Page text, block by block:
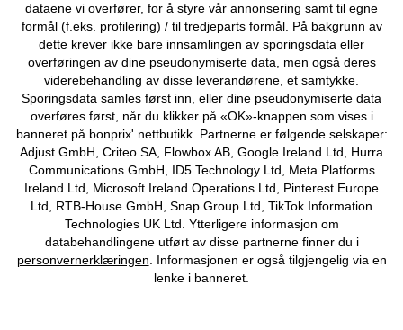
© 2026 bonprix.
dataene vi overfører, for å styre vår annonsering samt til egne
formål (f.eks. profilering) / til tredjeparts formål. På bakgrunn av
dette krever ikke bare innsamlingen av sporingsdata eller
overføringen av dine pseudonymiserte data, men også deres
viderebehandling av disse leverandørene, et samtykke.
Sporingsdata samles først inn, eller dine pseudonymiserte data
overføres først, når du klikker på «OK»-knappen som vises i
banneret på bonprix' nettbutikk. Partnerne er følgende selskaper:
Adjust GmbH, Criteo SA, Flowbox AB, Google Ireland Ltd, Hurra
Communications GmbH, ID5 Technology Ltd, Meta Platforms
Ireland Ltd, Microsoft Ireland Operations Ltd, Pinterest Europe
Ltd, RTB-House GmbH, Snap Group Ltd, TikTok Information
Technologies UK Ltd. Ytterligere informasjon om
databehandlingene utført av disse partnerne finner du i
personvernerklæringen . Informasjonen er også tilgjengelig via en
lenke i banneret.